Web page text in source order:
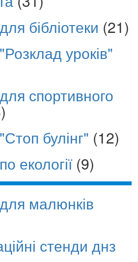
бібліотеки (21)
уроків"
спортивного
булінг" (12)
екології (9)
малюнків
стенди днз